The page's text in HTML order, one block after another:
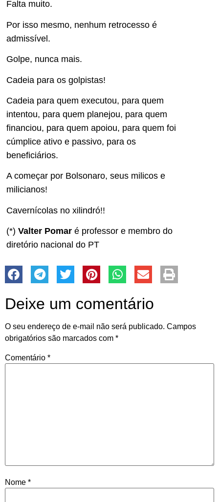
Falta muito.
Por isso mesmo, nenhum retrocesso é
admissível.
Golpe, nunca mais.
Cadeia para os golpistas!
Cadeia para quem executou, para quem
intentou, para quem planejou, para quem
financiou, para quem apoiou, para quem foi
cúmplice ativo e passivo, para os
beneficiários.
A começar por Bolsonaro, seus milicos e
milicianos!
Cavernícolas no xilindró!!
(*) Valter Pomar é professor e membro do
diretório nacional do PT
Deixe um comentário
O seu endereço de e-mail não será publicado. Campos
obrigatórios são marcados com *
Comentário *
Nome *